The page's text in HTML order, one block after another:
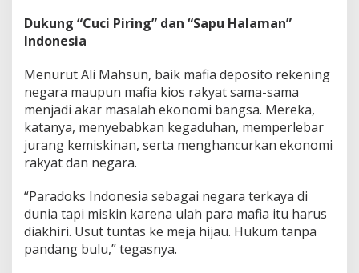
e
g
a
!
Dukung “Cuci Piring” dan “Sapu Halaman”
Indonesia
Menurut Ali Mahsun, baik mafia deposito rekening
negara maupun mafia kios rakyat sama-sama
menjadi akar masalah ekonomi bangsa. Mereka,
katanya, menyebabkan kegaduhan, memperlebar
jurang kemiskinan, serta menghancurkan ekonomi
rakyat dan negara.
“Paradoks Indonesia sebagai negara terkaya di
dunia tapi miskin karena ulah para mafia itu harus
diakhiri. Usut tuntas ke meja hijau. Hukum tanpa
pandang bulu,” tegasnya.